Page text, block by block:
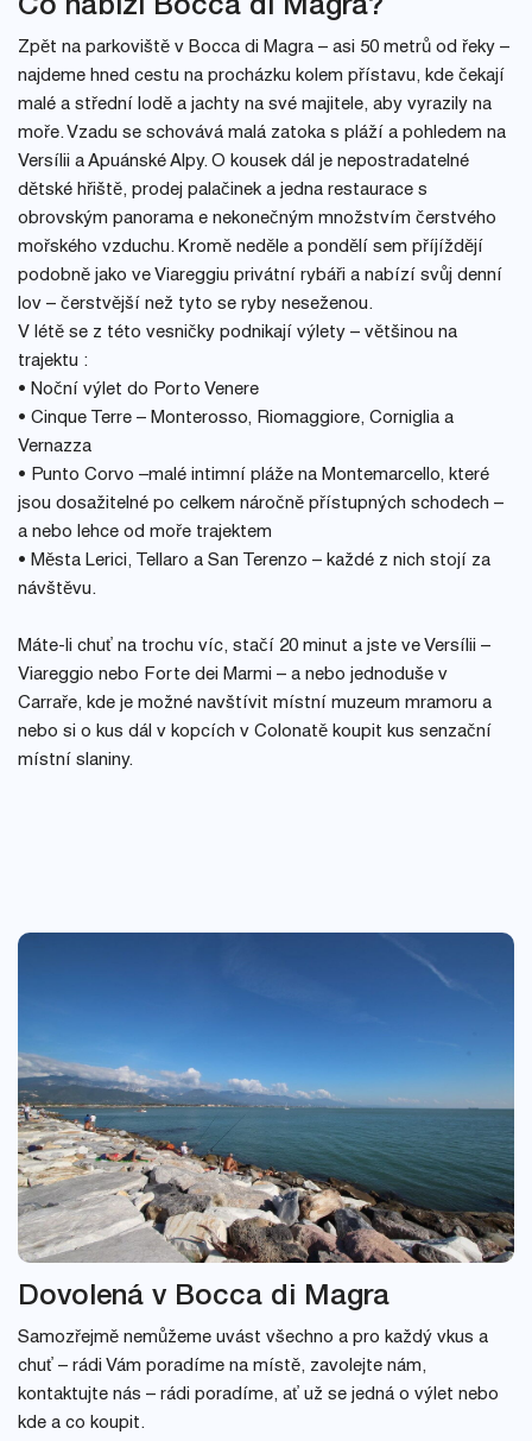
Zpět na parkoviště v Bocca di Magra – asi 50 metrů od řeky –
najdeme hned cestu na procházku kolem přístavu, kde čekají
malé a střední lodě a jachty na své majitele, aby vyrazily na
moře. Vzadu se schovává malá zatoka s pláží a pohledem na
Versílii a Apuánské Alpy. O kousek dál je nepostradatelné
dětské hřiště, prodej palačinek a jedna restaurace s
obrovským panorama e nekonečným množstvím čerstvého
mořského vzduchu. Kromě neděle a pondělí sem příjíždějí
podobně jako ve Viareggiu privátní rybáři a nabízí svůj denní
lov – čerstvější než tyto se ryby neseženou.
V létě se z této vesničky podnikají výlety – většinou na
trajektu :
• Noční výlet do Porto Venere
• Cinque Terre – Monterosso, Riomaggiore, Corniglia a
Vernazza
• Punto Corvo –malé intimní pláže na Montemarcello, které
jsou dosažitelné po celkem náročně přístupných schodech –
a nebo lehce od moře trajektem
• Města Lerici, Tellaro a San Terenzo – každé z nich stojí za
návštěvu.
Máte-li chuť na trochu víc, stačí 20 minut a jste ve Versílii –
Viareggio nebo Forte dei Marmi – a nebo jednoduše v
Carraře, kde je možné navštívit místní muzeum mramoru a
nebo si o kus dál v kopcích v Colonatě koupit kus senzační
místní slaniny.
Dovolená v Bocca di Magra
Samozřejmě nemůžeme uvást všechno a pro každý vkus a
chuť – rádi Vám poradíme na místě, zavolejte nám,
kontaktujte nás – rádi poradíme, ať už se jedná o výlet nebo
kde a co koupit.